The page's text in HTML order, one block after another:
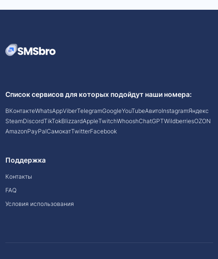
Список сервисов для которых подойдут наши номера:
ВКонтактеWhatsAppViberTelegramGoogleYouTubeАвитоInstagramЯндекс
SteamDiscordTikTokBlizzardAppleTwitchWhooshChatGPTWildberriesOZON
AmazonPayPalСамокатTwitterFacebook
Поддержка
Контакты
FAQ
Условия использования